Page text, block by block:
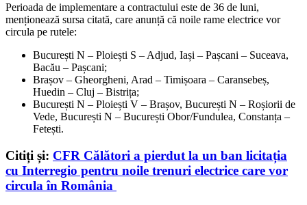
Perioada de implementare a contractului este de 36 de luni,
menționează sursa citată, care anunță că noile rame electrice vor
circula pe rutele:
București N – Ploiești S – Adjud, Iași – Pașcani – Suceava,
Bacău – Pașcani;
Brașov – Gheorgheni, Arad – Timișoara – Caransebeș,
Huedin – Cluj – Bistrița;
București N – Ploiești V – Brașov, București N – Roșiorii de
Vede, București N – București Obor/Fundulea, Constanța –
Fetești.
Citiți și: CFR Călători a pierdut la un ban licitația
cu Interregio pentru noile trenuri electrice care vor
circula în România